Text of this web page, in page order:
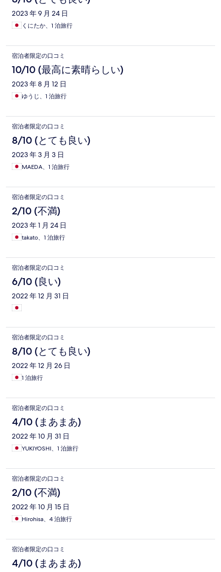
2023 年 9 月 24 日
くにたか、1 泊旅行
宿泊者限定の口コミ
10/10 (最高に素晴らしい)
2023 年 8 月 12 日
ゆうじ、1 泊旅行
宿泊者限定の口コミ
8/10 (とても良い)
2023 年 3 月 3 日
MAEDA、1 泊旅行
宿泊者限定の口コミ
2/10 (不満)
2023 年 1 月 24 日
takato、1 泊旅行
宿泊者限定の口コミ
6/10 (良い)
2022 年 12 月 31 日
宿泊者限定の口コミ
8/10 (とても良い)
2022 年 12 月 26 日
1 泊旅行
宿泊者限定の口コミ
4/10 (まあまあ)
2022 年 10 月 31 日
YUKIYOSHI、1 泊旅行
宿泊者限定の口コミ
2/10 (不満)
2022 年 10 月 15 日
Hirohisa、4 泊旅行
宿泊者限定の口コミ
4/10 (まあまあ)